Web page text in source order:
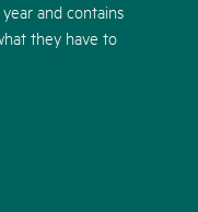
and contains
they have to